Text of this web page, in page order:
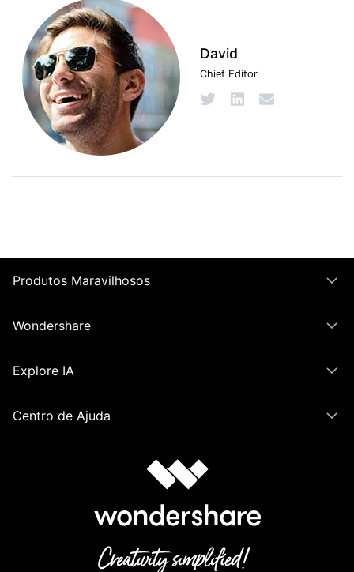
David
Chief Editor
Produtos Maravilhosos
Wondershare
Explore IA
Centro de Ajuda